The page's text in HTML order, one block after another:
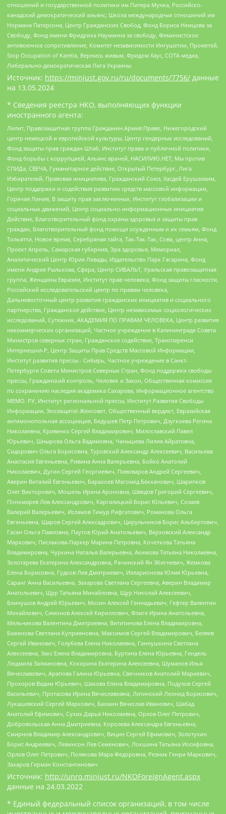
отношений и государственной политики им Питера Мунка, Российско-
канадский демократический альянс, Школа международных отношений им
Нормана Патерсона, Центр Гражданских Свобод, Фонд Бориса Немцова за
Свободу, Фонд имени Фридриха Науманна за свободу, Феминистское
антивоенное сопротивление, Комитет независимости Ингушетии, Прометей,
Stop Occupation of Karelia, Вернись живым, Фридом Хаус, СОТА медиа,
Либерально-демократическая Лига Украины
Источник: https://minjust.gov.ru/ru/documents/7756/ данные
на 13.05.2024
* Сведения реестра НКО, выполняющих функции
иностранного агента:
Лилит, Правозащитная группа Гражданин.Армия.Право, Нижегородский
центр немецкой и европейской культуры, Центр гендерных исследований,
Фонд защиты прав граждан Штаб, Институт права и публичной политики,
Фонд борьбы с коррупцией, Альянс врачей, НАСИЛИЮ.НЕТ, Мы против
СПИДа, СВЕЧА, Гуманитарное действие, Открытый Петербург, Лига
Избирателей, Правовая инициатива, Гражданский Союз, Хасдей Ерушалаим,
Центр поддержки и содействия развитию средств массовой информации,
Горячая Линия, В защиту прав заключенных, Институт глобализации и
социальных движений, Центр социально-информационных инициатив
Действие, Благотворительный фонд охраны здоровья и защиты прав
граждан, Благотворительный фонд помощи осужденным и их семьям, Фонд
Тольятти, Новое время, Серебряная тайга, Так-Так-Так, Сова, центр Анна,
Проект Апрель, Самарская губерния, Эра здоровья, Мемориал,
Аналитический Центр Юрия Левады, Издательство Парк Гагарина, Фонд
имени Андрея Рылькова, Сфера, Центр СИБАЛЬТ, Уральская правозащитная
группа, Женщины Евразии, Институт прав человека, Фонд защиты гласности,
Российский исследовательский центр по правам человека,
Дальневосточный центр развития гражданских инициатив и социального
партнерства, Гражданское действие, Центр независимых социологических
исследований, Сутяжник, АКАДЕМИЯ ПО ПРАВАМ ЧЕЛОВЕКА, Центр развития
некоммерческих организаций, Частное учреждение в Калининграде Совета
Министров северных стран, Гражданское содействие, Трансперенси
Интернешнл-Р, Центр Защиты Прав Средств Массовой Информации,
Институт развития прессы - Сибирь, Частное учреждение в Санкт-
Петербурге Совета Министров Северных Стран, Фонд поддержки свободы
прессы, Гражданский контроль, Человек и Закон, Общественная комиссия
по сохранению наследия академика Сахарова, Информационное агентство
МЕМО. РУ, Институт региональной прессы, Институт Развития Свободы
Информации, Экозащита!-Женсовет, Общественный вердикт, Евразийская
антимонопольная ассоциация, Бедушев Петр Петрович, Дзугкоева Регина
Николаевна, Кривенко Сергей Владимирович, Милославский Павел
Юрьевич, Шнырова Ольга Вадимовна, Чанышева Лилия Айратовна,
Сидорович Ольга Борисовна, Туровский Александр Алексеевич, Васильева
Анастасия Евгеньевна, Ривина Анна Валерьевна, Бойко Анатолий
Николаевич, Дугин Сергей Георгиевич, Пивоваров Андрей Сергеевич,
Аверин Виталий Евгеньевич, Барахоев Магомед Бекханович, Шарипков
Олег Викторович, Мошель Ирина Ароновна, Шведов Григорий Сергеевич,
Пономарев Лев Александрович, Каргалицкий Борис Юльевич, Созаев
Валерий Валерьевич, Исламов Тимур Рифгатович, Романова Ольга
Евгеньевна, Щаров Сергей Алексадрович, Цирульников Борис Альбертович,
Гасан Ольга Павловна, Паутов Юрий Анатольевич, Верховский Александр
Маркович, Пислакова-Паркер Марина Петровна, Кочеткова Татьяна
Владимировна, Чуркина Наталья Валерьевна, Акимова Татьяна Николаевна,
Золотарева Екатерина Александровна, Рачинский Ян Збигневич, Жемкова
Елена Борисовна, Гудков Лев Дмитриевич, Илларионова Юлия Юрьевна,
Саранг Анна Васильевна, Захарова Светлана Сергеевна, Аверин Владимир
Анатольевич, Щур Татьяна Михайловна, Щур Николай Алексеевич,
Блинушов Андрей Юрьевич, Мосин Алексей Геннадьевич, Гефтер Валентин
Михайлович, Симонов Алексей Кириллович, Флиге Ирина Анатольевна,
Мельникова Валентина Дмитриевна, Вититинова Елена Владимировна,
Баженова Светлана Куприяновна, Максимов Сергей Владимирович, Беляев
Сергей Иванович, Голубева Елена Николаевна, Ганнушкина Светлана
Алексеевна, Закс Елена Владимировна, Буртина Елена Юрьевна, Гендель
Людмила Залмановна, Кокорина Екатерина Алексеевна, Шуманов Илья
Вячеславович, Арапова Галина Юрьевна, Свечников Анатолий Мариевич,
Прохоров Вадим Юрьевич, Шахова Елена Владимировна, Подузов Сергей
Васильевич, Протасова Ирина Вячеславовна, Литинский Леонид Борисович,
Лукашевский Сергей Маркович, Бахмин Вячеслав Иванович, Шабад
Анатолий Ефимович, Сухих Дарья Николаевна, Орлов Олег Петрович,
Добровольская Анна Дмитриевна, Королева Александра Евгеньевна,
Смирнов Владимир Александрович, Вицин Сергей Ефимович, Золотухин
Борис Андреевич, Левинсон Лев Семенович, Локшина Татьяна Иосифовна,
Орлов Олег Петрович, Полякова Мара Федоровна, Резник Генри Маркович,
Захаров Герман Константинович
Источник: http://unro.minjust.ru/NKOForeignAgent.aspx
данные на 24.03.2022
* Единый федеральный список организаций, в том числе